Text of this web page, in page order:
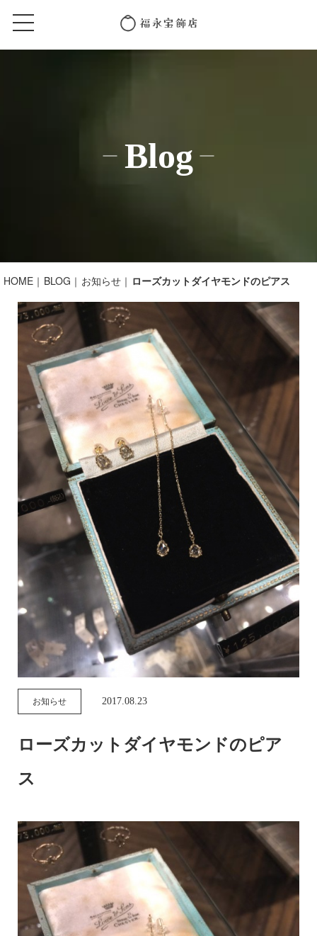
Blog
HOME BLOG お知らせ ローズカットダイヤモンドのピアス
お知らせ 2017.08.23
ローズカットダイヤモンドのピア
ス